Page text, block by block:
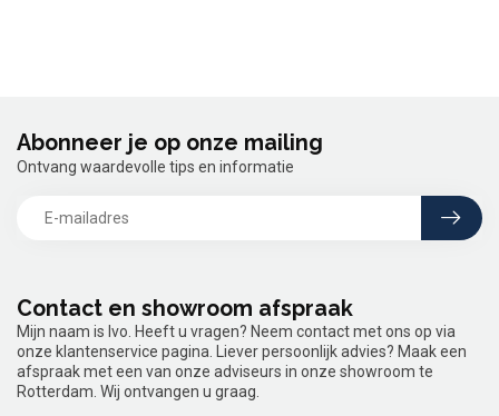
Contact en showroom afspraak
Mijn naam is Ivo. Heeft u vragen? Neem contact met ons op via
onze klantenservice pagina. Liever persoonlijk advies? Maak een
afspraak met een van onze adviseurs in onze showroom te
Rotterdam. Wij ontvangen u graag.
Abonneer je op onze mailing
Ontvang waardevolle tips en informatie